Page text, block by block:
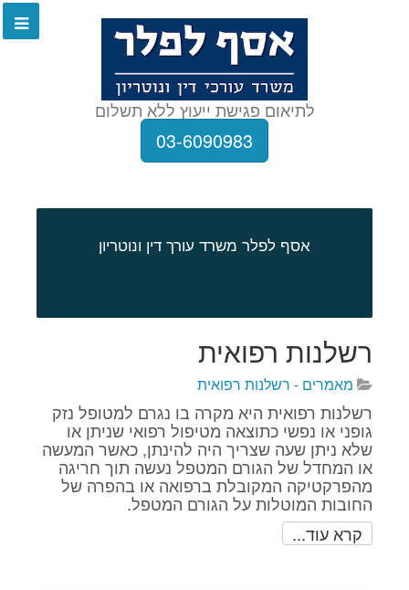
לתיאום פגישת ייעוץ ללא תשלום
03-6090983
אסף לפלר משרד עורך דין ונוטריון
רשלנות רפואית
מאמרים - רשלנות רפואית
רשלנות רפואית היא מקרה בו נגרם למטופל נזק
גופני או נפשי כתוצאה מטיפול רפואי שניתן או
שלא ניתן שעה שצריך היה להינתן, כאשר המעשה
או המחדל של הגורם המטפל נעשה תוך חריגה
מהפרקטיקה המקובלת ברפואה או בהפרה של
החובות המוטלות על הגורם המטפל.
קרא עוד...